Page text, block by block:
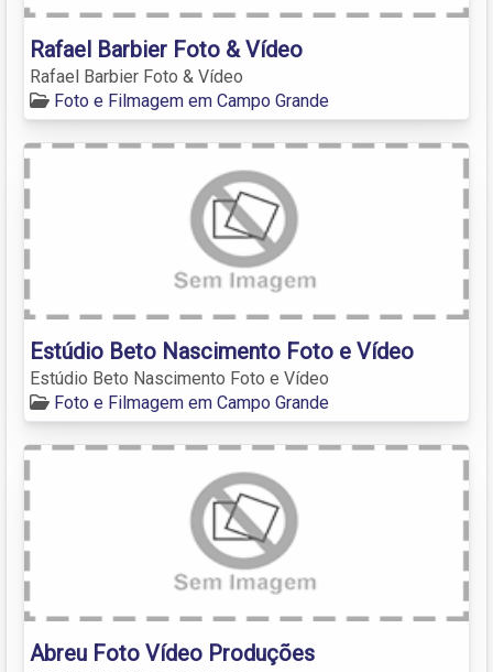
Rafael Barbier Foto & Vídeo
Rafael Barbier Foto & Vídeo
Foto e Filmagem em Campo Grande
Estúdio Beto Nascimento Foto e Vídeo
Estúdio Beto Nascimento Foto e Vídeo
Foto e Filmagem em Campo Grande
Abreu Foto Vídeo Produções